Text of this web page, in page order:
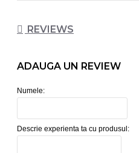
REVIEWS
ADAUGA UN REVIEW
Numele:
Descrie experienta ta cu produsul: